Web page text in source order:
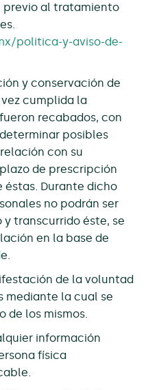
previo al tratamiento
politica-y-aviso-de-
y conservación de
cumplida la
recabados, con
posibles
con su
de prescripción
Durante dicho
no podrán ser
transcurrido éste, se
en la base de
de la voluntad
mediante la cual se
de los mismos.
información
física